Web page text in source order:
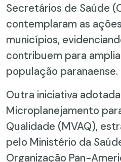
Secretários de Saúde
contemplaram as
municípios,
contribuem para
população paranaense.
Outra iniciativa
Microplanejamento
Qualidade (MVAQ),
pelo Ministério da
Organização Pan-